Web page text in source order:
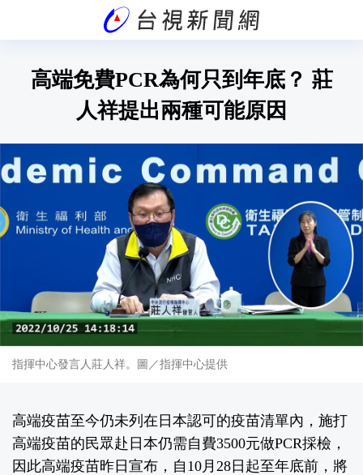
高端免費PCR為何只到年底？ 莊
人祥提出兩種可能原因
指揮中心發言人莊人祥。圖／指揮中心提供
高端疫苗至今仍未列在日本認可的疫苗清單內，施打
高端疫苗的民眾赴日本仍需自費3500元做PCR採檢，
因此高端疫苗昨日宣布，自10月28日起至年底前，將